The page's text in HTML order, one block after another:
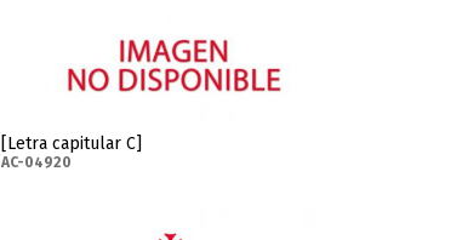
[Letra capitular C]
AC-04920